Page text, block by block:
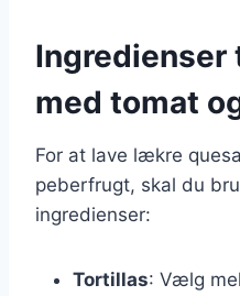
Ingredienser
med tomat
For at lave lækre
peberfrugt, skal du
ingredienser:
Tortillas: Vælg